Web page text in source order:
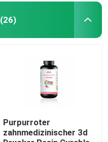
(26)
Purpurroter
zahnmedizinischer 3d